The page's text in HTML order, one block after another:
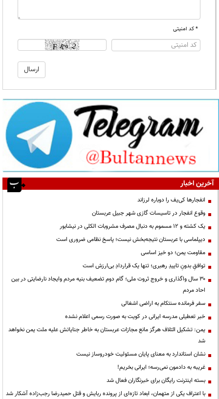
* کد امنیتی
آخرین اخبار
انفجارها کی‌یف را دوباره لرزاند
وقوع انفجار در تاسیسات گازی شهر جبیل عربستان
یک کشته و ۱۲ مسموم به دنبال مصرف مشروبات الکلی در نیشابور
دیپلماسی با عربستان نتیجه‌بخش نیست؛ پاسخ نظامی ضروری است
مقاومت یمن؛ دو خیز اساسی
توافقِ بدونِ تاییدِ رهبری؛ تنها یک قراردادِ بی‌ارزش است
۳۰ سال واگذاری و خروج ثروت ملی؛ گام دوم تضعیف بنیه مردم وایجاد نارضایتی در بین
احاد مردم
سفر فرمانده سنتکام به اراضی اشغالی
خبر تعطیلی مدرسه ایرانی در کویت به صورت رسمی اعلام نشده
یمن: تشکیل ائتلاف هرگز مانع مجازات عربستان به خاطر جنایاتش علیه ملت یمن نخواهد
شد
نشان استاندارد به معنای پایان مسئولیت خودروساز نیست
غریبه به دادمون نمی‌رسه؛ ایرانی بخریم!
بسته اینترنت رایگان برای خبرنگاران فعال شد
با اعتراف یکی از متهمان، ابعاد تازه‌ای از پرونده ربایش و قتل حمیدرضا رجب‌زاده آشکار شد